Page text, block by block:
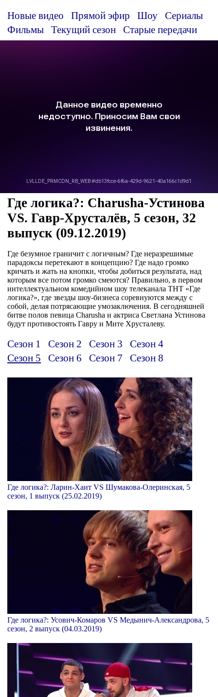
Новые видео Прямой эфир Шоу
Сериалы
Фильмы
Текущий сезон Старые передачи
Где логика?: Charusha-Устинова
VS. Гавр-Хрусталёв, 5 сезон, 32
выпуск (09.12.2019)
Где безумное граничит с логичным? Где неразрешимые
парадоксы перетекают в концепцию? Где надо громко
кричать и жать на кнопки, чтобы добиться результата, над
которым все потом громко смеются? Правильно, в первом
интеллектуальном комедийном шоу телеканала ТНТ «Где
логика?», где звезды шоу-бизнеса соревнуются между с
собой, делая потрясающие умозаключения. В сегодняшней
битве полов певица Charusha и актриса Светлана Устинова
будут противостоять Гавру и Мите Хрусталеву.
Сезон 1 Сезон 2 Сезон 3
Сезон 4
Сезон 5
Сезон 6 Сезон 7 Сезон 8
Где логика?: Ларин-Хаит VS Шумакова-Олеринская, 5
сезон, 1 выпуск (25.02.2019)
Где логика?: Усович-Комаров VS Медынич-Александрова, 5
сезон, 2 выпуск (04.03.2019)